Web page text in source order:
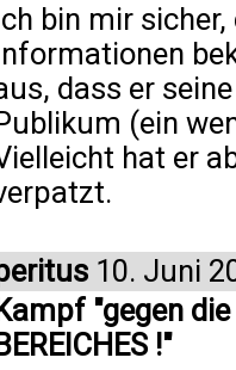
bin mir
dass er
(ein
hat er
10. Juni
Kampf "gegen
BEREICHES !"